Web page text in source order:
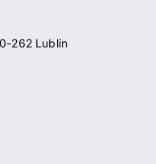
262 Lublin